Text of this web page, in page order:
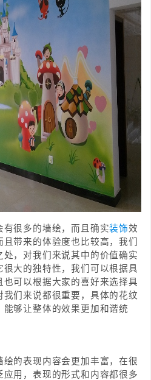
很多的墙绘，而且确实装饰效
带来的体验度也比较高，我们
，对我们来说其中的价值确实
很大的独特性，我们可以根据具
也可以根据大家的喜好来选择具
们来说都很重要，具体的花纹
能够让整体的效果更加和谐统
的表现内容会更加丰富，在很
用，表现的形式和内容都很多